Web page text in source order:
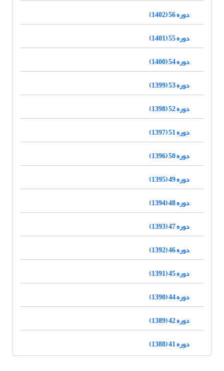
دوره 56 (1402)
دوره 55 (1401)
دوره 54 (1400)
دوره 53 (1399)
دوره 52 (1398)
دوره 51 (1397)
دوره 50 (1396)
دوره 49 (1395)
دوره 48 (1394)
دوره 47 (1393)
دوره 46 (1392)
دوره 45 (1391)
دوره 44 (1390)
دوره 42 (1389)
دوره 41 (1388)